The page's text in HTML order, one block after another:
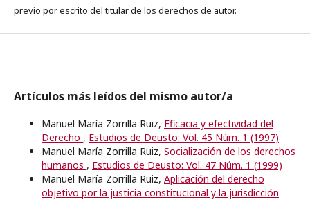
previo por escrito del titular de los derechos de autor.
Artículos más leídos del mismo autor/a
Manuel María Zorrilla Ruiz, Eficacia y efectividad del
Derecho , Estudios de Deusto: Vol. 45 Núm. 1 (1997)
Manuel María Zorrilla Ruiz, Socialización de los derechos
humanos , Estudios de Deusto: Vol. 47 Núm. 1 (1999)
Manuel María Zorrilla Ruiz, Aplicación del derecho
objetivo por la justicia constitucional y la jurisdicción